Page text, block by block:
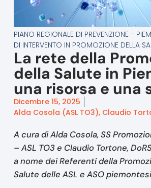
PIANO REGIONALE DI PREVENZIONE -
DI INTERVENTO IN PROMOZIONE DELLA
La rete della
della Salute in
una risorsa e una
Dicembre 15, 2025
Alda Cosola (ASL TO3), Claudio
A cura di Alda Cosola, SS
– ASL TO3 e Claudio Tortone,
a nome dei Referenti della
Salute delle ASL e ASO piemontesi